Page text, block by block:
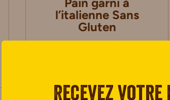
l’italienne Sans
Gluten